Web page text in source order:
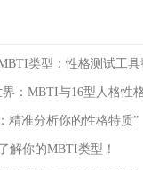
类型：性格测试工
：MBTI与16型人格性
精准分析你的性格特质”
解你的MBTI类型！